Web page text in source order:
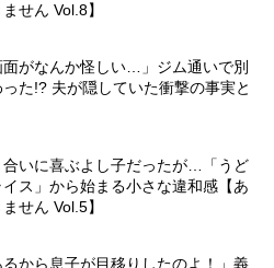
せん Vol.8】
面がなんか怪しい…」ジム通いで別
た!? 夫が隠していた衝撃の事実と
合いに喜ぶよし子だったが…「うど
ス」から始まる小さな違和感【あ
せん Vol.5】
るから息子が目移りしたのよ！」義